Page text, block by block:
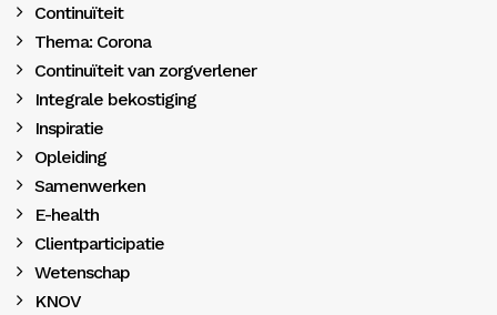
Continuïteit
Thema: Corona
Continuïteit van zorgverlener
Integrale bekostiging
Inspiratie
Opleiding
Samenwerken
E-health
Clientparticipatie
Wetenschap
KNOV